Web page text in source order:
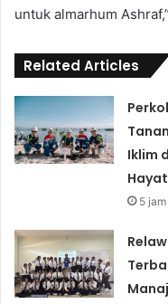
untuk almarhum
Related Articles
Iklim
5